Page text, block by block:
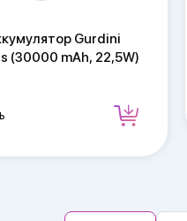
Gurdini
(30000 mAh, 22,5W)